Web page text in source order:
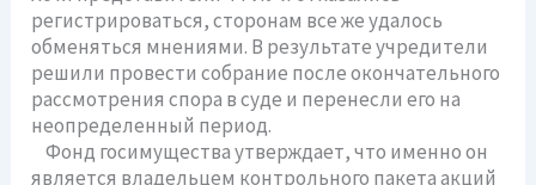
регистрироваться, сторонам все же удалось
обменяться мнениями. В результате учредители
решили провести собрание после окончательного
рассмотрения спора в суде и перенесли его на
неопределенный период.
Фонд госимущества утверждает, что именно он
является владельцем контрольного пакета акций